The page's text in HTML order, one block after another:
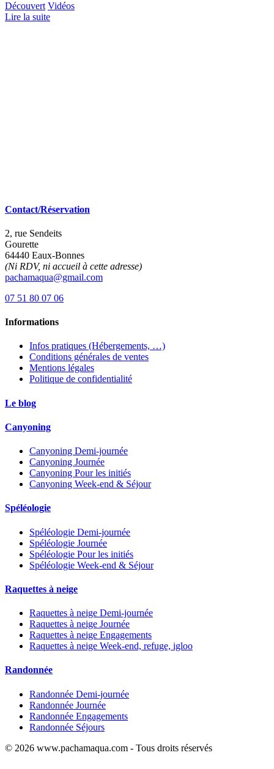
Découvert Vidéos
Lire la suite
Contact/Réservation
2, rue Sendeits
Gourette
64440 Eaux-Bonnes
(Ni RDV, ni accueil à cette adresse)
pachamaqua@gmail.com
07 51 80 07 06
Informations
Infos pratiques (Hébergements, …)
Conditions générales de ventes
Mentions légales
Politique de confidentialité
Le blog
Canyoning
Canyoning Demi-journée
Canyoning Journée
Canyoning Pour les initiés
Canyoning Week-end & Séjour
Spéléologie
Spéléologie Demi-journée
Spéléologie Journée
Spéléologie Pour les initiés
Spéléologie Week-end & Séjour
Raquettes à neige
Raquettes à neige Demi-journée
Raquettes à neige Journée
Raquettes à neige Engagements
Raquettes à neige Week-end, refuge, igloo
Randonnée
Randonnée Demi-journée
Randonnée Journée
Randonnée Engagements
Randonnée Séjours
© 2026 www.pachamaqua.com - Tous droits réservés